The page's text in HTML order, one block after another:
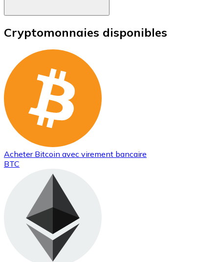
Cryptomonnaies disponibles
Acheter Bitcoin avec virement bancaire
BTC